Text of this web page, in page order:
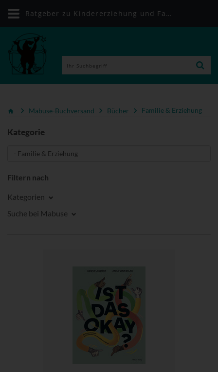
Mabuse-Buchversand Bücher Familie & Erziehung
Kategorie
Filtern nach
Kategorien
Suche bei Mabuse
Ratgeber zu Kindererziehung und Familienleben | Mabuse-Buchversand